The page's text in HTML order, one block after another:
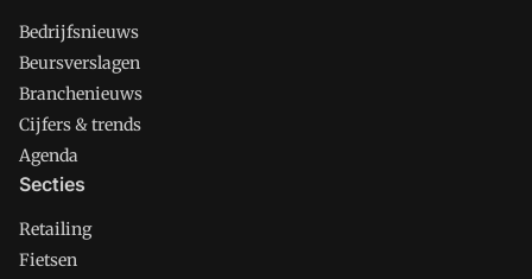
Bedrijfsnieuws
Beursverslagen
Branchenieuws
Cijfers & trends
Agenda
Secties
Retailing
Fietsen